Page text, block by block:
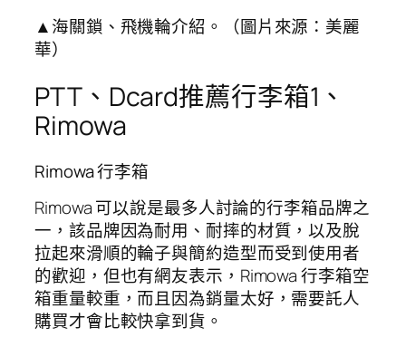
▲海關鎖、飛機輪介紹。（圖片來源：美麗
華）
PTT、Dcard推薦行李箱1、
Rimowa
Rimowa 行李箱
Rimowa 可以說是最多人討論的行李箱品牌之
一，該品牌因為耐用、耐摔的材質，以及脫
拉起來滑順的輪子與簡約造型而受到使用者
的歡迎，但也有網友表示，Rimowa 行李箱空
箱重量較重，而且因為銷量太好，需要託人
購買才會比較快拿到貨。